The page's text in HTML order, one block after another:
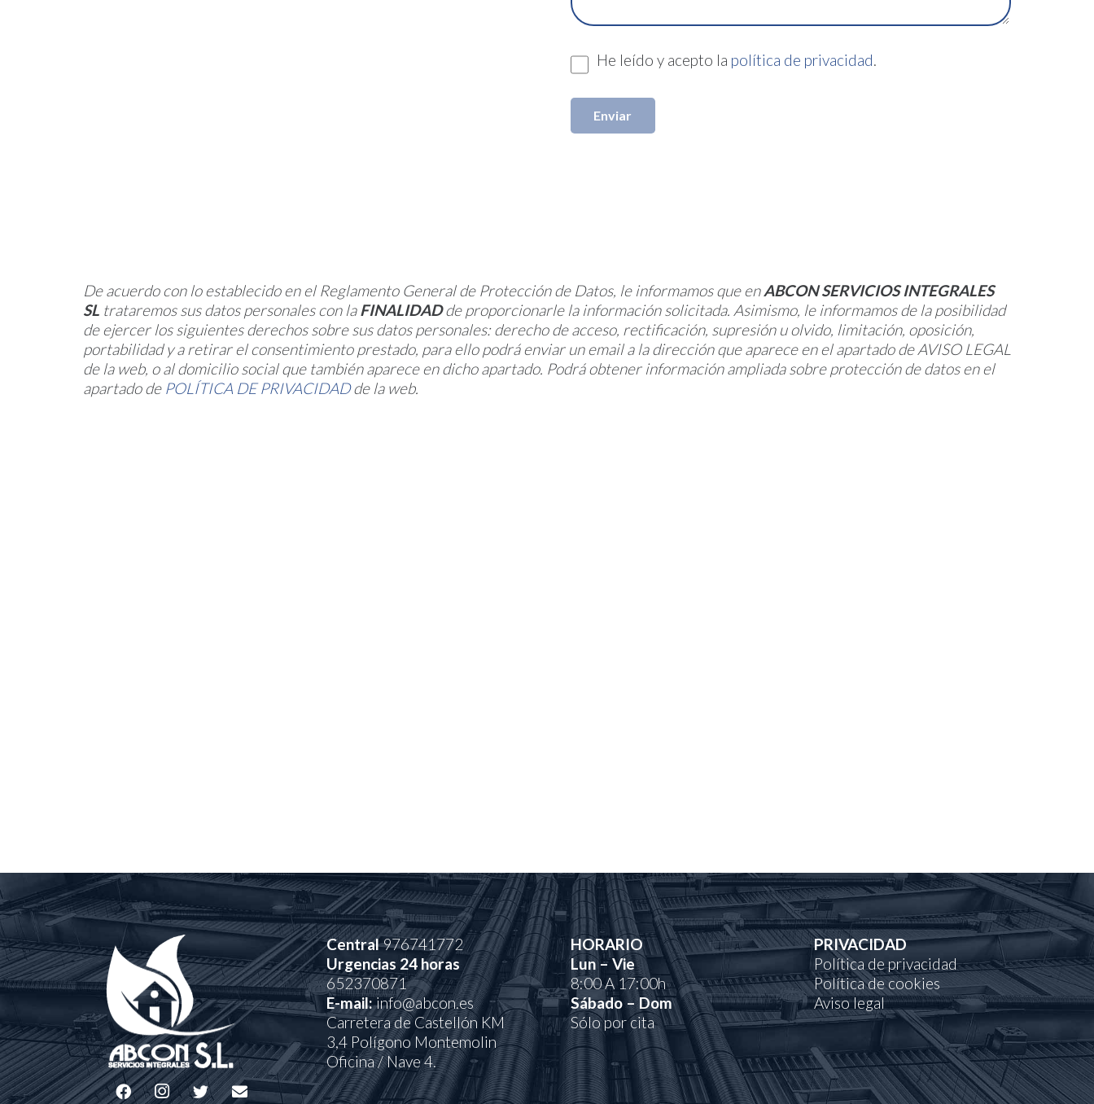
He leído y acepto la política de privacidad.
De acuerdo con lo establecido en el Reglamento General de Protección de Datos, le informamos que enABCON SERVICIOS INTEGRALES
SL trataremos sus datos personales con laFINALIDADde proporcionarle la información solicitada. Asimismo, le informamos de la posibilidad
de ejercer los siguientes derechos sobre sus datos personales: derecho de acceso, rectificación, supresión u olvido, limitación, oposición,
portabilidad y a retirar el consentimiento prestado, para ello podrá enviar un email a la dirección que aparece en el apartado de AVISO LEGAL
de la web, o al domicilio social que también aparece en dicho apartado. Podrá obtener información ampliada sobre protección de datos en el
apartado de POLÍTICA DE PRIVACIDADde la web.
Central976741772
Urgencias 24 horas
652370871
E-mail:info@abcon.es
Carretera de Castellón KM
3,4 Polígono Montemolin
Oficina / Nave 4.
HORARIO
Lun – Vie
8:00 A 17:00h
Sábado – Dom
Sólo por cita
PRIVACIDAD
Política de privacidad
Política de cookies
Aviso legal